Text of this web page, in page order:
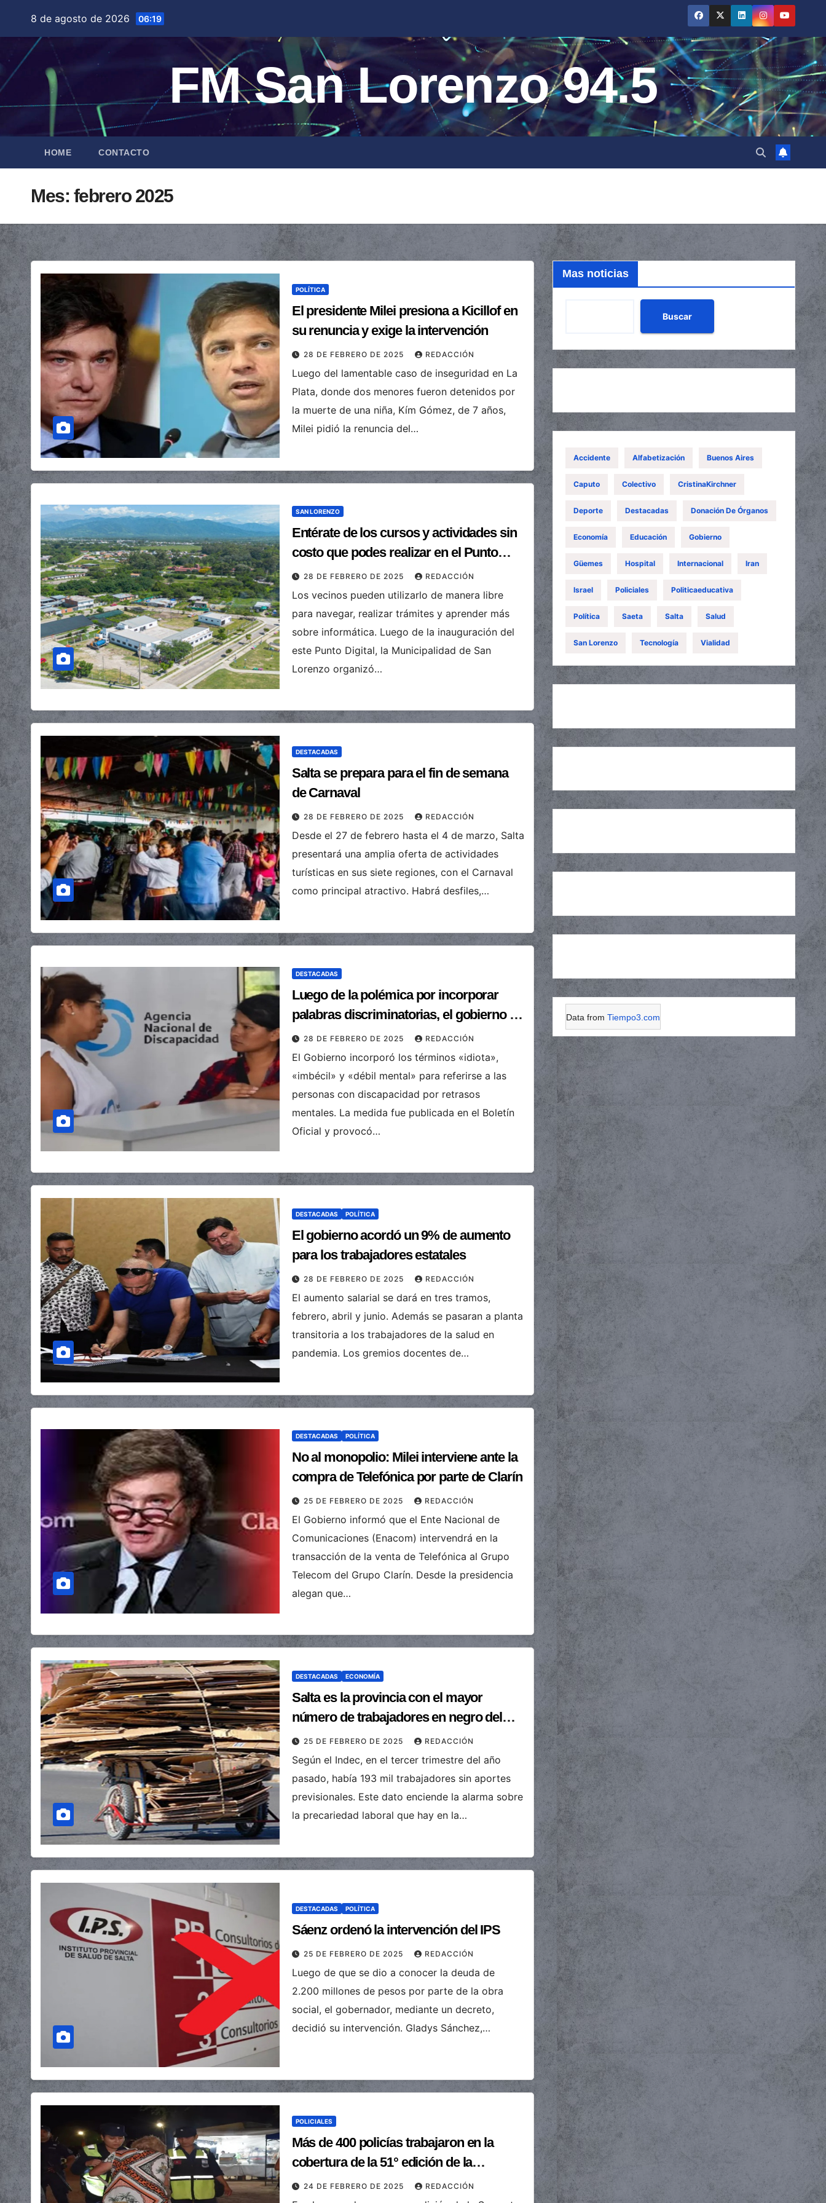
contenido
8 de agosto de 2026 06:19
FM San Lorenzo 94.5
HOME CONTACTO
Mes: febrero 2025
POLÍTICA
El presidente Milei presiona a Kicillof en
su renuncia y exige la intervención
28 DE FEBRERO DE 2025 REDACCIÓN
Luego del lamentable caso de inseguridad en La
Plata, donde dos menores fueron detenidos por
la muerte de una niña, Kím Gómez, de 7 años,
Milei pidió la renuncia del…
SAN LORENZO
Entérate de los cursos y actividades sin
costo que podes realizar en el Punto
Digital de Atocha
28 DE FEBRERO DE 2025 REDACCIÓN
Los vecinos pueden utilizarlo de manera libre
para navegar, realizar trámites y aprender más
sobre informática. Luego de la inauguración del
este Punto Digital, la Municipalidad de San
Lorenzo organizó…
DESTACADAS
Salta se prepara para el fin de semana
de Carnaval
28 DE FEBRERO DE 2025 REDACCIÓN
Desde el 27 de febrero hasta el 4 de marzo, Salta
presentará una amplia oferta de actividades
turísticas en sus siete regiones, con el Carnaval
como principal atractivo. Habrá desfiles,…
DESTACADAS
Luego de la polémica por incorporar
palabras discriminatorias, el gobierno se
retracta
28 DE FEBRERO DE 2025 REDACCIÓN
El Gobierno incorporó los términos «idiota»,
«imbécil» y «débil mental» para referirse a las
personas con discapacidad por retrasos
mentales. La medida fue publicada en el Boletín
Oficial y provocó…
DESTACADAS POLÍTICA
El gobierno acordó un 9% de aumento
para los trabajadores estatales
28 DE FEBRERO DE 2025 REDACCIÓN
El aumento salarial se dará en tres tramos,
febrero, abril y junio. Además se pasaran a planta
transitoria a los trabajadores de la salud en
pandemia. Los gremios docentes de…
DESTACADAS POLÍTICA
No al monopolio: Milei interviene ante la
compra de Telefónica por parte de Clarín
25 DE FEBRERO DE 2025 REDACCIÓN
El Gobierno informó que el Ente Nacional de
Comunicaciones (Enacom) intervendrá en la
transacción de la venta de Telefónica al Grupo
Telecom del Grupo Clarín. Desde la presidencia
alegan que…
DESTACADAS ECONOMÍA
Salta es la provincia con el mayor
número de trabajadores en negro del
país25 DE FEBRERO DE 2025 REDACCIÓN
Según el Indec, en el tercer trimestre del año
pasado, había 193 mil trabajadores sin aportes
previsionales. Este dato enciende la alarma sobre
la precariedad laboral que hay en la…
DESTACADAS POLÍTICA
Sáenz ordenó la intervención del IPS
25 DE FEBRERO DE 2025 REDACCIÓN
Luego de que se dio a conocer la deuda de
2.200 millones de pesos por parte de la obra
social, el gobernador, mediante un decreto,
decidió su intervención. Gladys Sánchez,…
POLICIALES
Más de 400 policías trabajaron en la
cobertura de la 51° edición de la
Serenata a Cafayate
24 DE FEBRERO DE 2025 REDACCIÓN
Mas noticias
Buscar
Accidente Alfabetización Buenos Aires
Caputo Colectivo CristinaKirchner
Deporte Destacadas Donación De Órganos
Economía Educación Gobierno
Güemes Hospital Internacional Iran
Israel Policiales Politicaeducativa
Política Saeta Salta Salud
San Lorenzo Tecnología Vialidad
Data fromTiempo3.com